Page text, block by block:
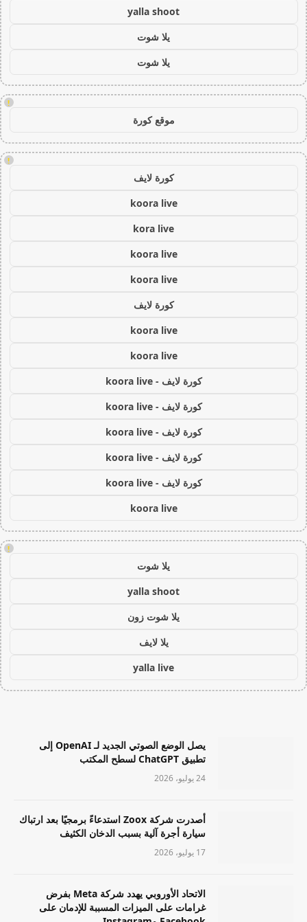
yalla shoot
يلا شوت
يلا شوت
!
موقع كورة
!
كورة لايف
koora live
kora live
koora live
koora live
كورة لايف
koora live
koora live
كورة لايف - koora live
كورة لايف - koora live
كورة لايف - koora live
كورة لايف - koora live
كورة لايف - koora live
koora live
!
يلا شوت
yalla shoot
يلا شوت زون
يلا لايف
yalla live
يصل الوضع الصوتي الجديد لـ OpenAI إلى
تطبيق ChatGPT لسطح المكتب
24 يوليو، 2026
أصدرت شركة Zoox استدعاءً برمجيًا بعد ارتباك
سيارة أجرة آلية بسبب الدخان الكثيف
17 يوليو، 2026
الاتحاد الأوروبي يهدد شركة Meta بفرض
غرامات على الميزات المسببة للإدمان على